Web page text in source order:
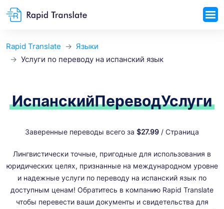
Rapid Translate
Языки
Услуги по переводу на испанский язык
ИспанскийПереводУслуги
Заверенные переводы всего за $27.99 / Страница
Лингвистически точные, пригодные для использования в
юридических целях, признанные на международном уровне
и надежные услуги по переводу на испанский язык по
доступным ценам! Обратитесь в компанию Rapid Translate
чтобы перевести ваши документы и свидетельства для